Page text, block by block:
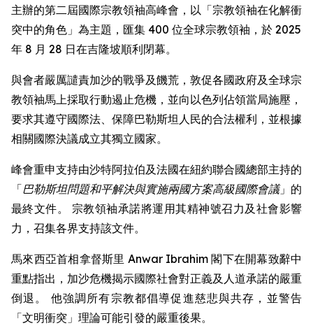
主辦的第二屆國際宗教領袖高峰會，以「宗教領袖在化解衝
突中的角色」為主題，匯集 400 位全球宗教領袖，於 2025
年 8 月 28 日在吉隆坡順利閉幕。
與會者嚴厲譴責加沙的戰爭及饑荒，敦促各國政府及全球宗
教領袖馬上採取行動遏止危機，並向以色列佔領當局施壓，
要求其遵守國際法、保障巴勒斯坦人民的合法權利，並根據
相關國際決議成立其獨立國家。
峰會重申支持由沙特阿拉伯及法國在紐約聯合國總部主持的
「巴勒斯坦問題和平解決與實施兩國方案高級國際會議」的
最終文件。 宗教領袖承諾將運用其精神號召力及社會影響
力，召集各界支持該文件。
馬來西亞首相拿督斯里 Anwar Ibrahim 閣下在開幕致辭中
重點指出，加沙危機揭示國際社會對正義及人道承諾的嚴重
倒退。 他強調所有宗教都倡導促進慈悲與共存，並警告
「文明衝突」理論可能引發的嚴重後果。